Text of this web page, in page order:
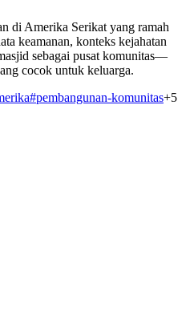
di Amerika Serikat yang ramah
keamanan, konteks kejahatan
sebagai pusat komunitas—
cocok untuk keluarga.
#pembangunan-komunitas+5